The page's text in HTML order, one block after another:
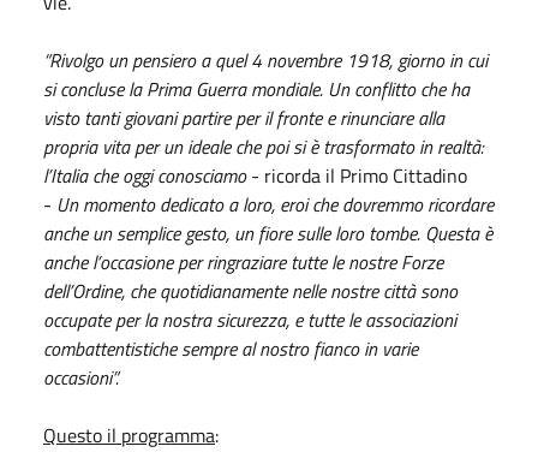
“Rivolgo un pensiero a quel 4 novembre 1918, giorno in cui
si concluse la Prima Guerra mondiale. Un conflitto che ha
visto tanti giovani partire per il fronte e rinunciare alla
propria vita per un ideale che poi si è trasformato in realtà:
l’Italia che oggi conosciamo- ricorda il Primo Cittadino
- Un momento dedicato a loro, eroi che dovremmo ricordare
anche un semplice gesto, un fiore sulle loro tombe. Questa è
anche l’occasione per ringraziare tutte le nostre Forze
dell’Ordine, che quotidianamente nelle nostre città sono
occupate per la nostra sicurezza, e tutte le associazioni
combattentistiche sempre al nostro fianco in varie
occasioni”.
Questo il programma: